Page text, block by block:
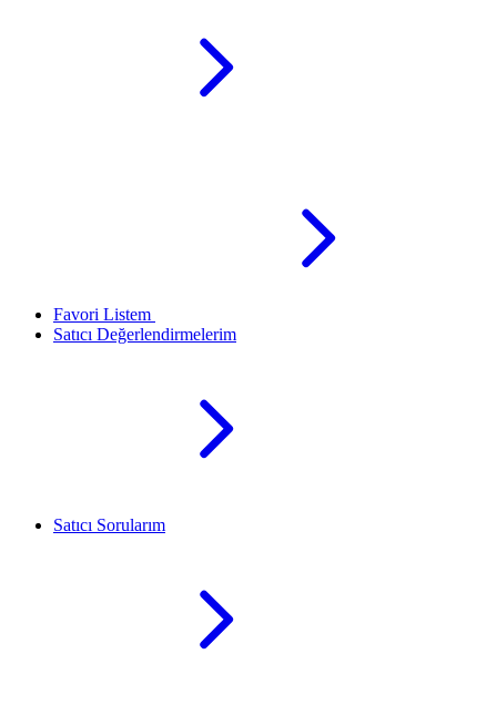
Favori Listem
Satıcı Değerlendirmelerim
Satıcı Sorularım